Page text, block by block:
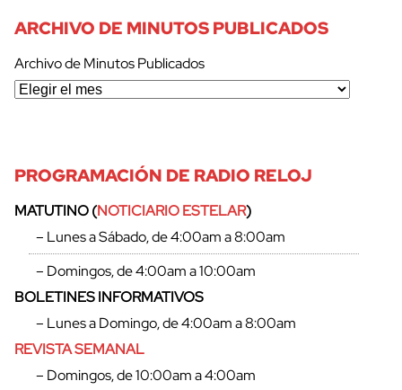
cerrar
ARCHIVO DE MINUTOS PUBLICADOS
Archivo de Minutos Publicados
PROGRAMACIÓN DE RADIO RELOJ
MATUTINO (NOTICIARIO ESTELAR)
– Lunes a Sábado, de 4:00am a 8:00am
– Domingos, de 4:00am a 10:00am
BOLETINES INFORMATIVOS
– Lunes a Domingo, de 4:00am a 8:00am
REVISTA SEMANAL
– Domingos, de 10:00am a 4:00am